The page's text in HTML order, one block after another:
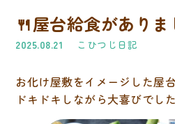
園の概要（MVP)
施設紹介
コラム
🍴屋台給食がありま
2025.08.21 こひつじ日記
お化け屋敷をイメージした屋
ドキドキしながら大喜びでした